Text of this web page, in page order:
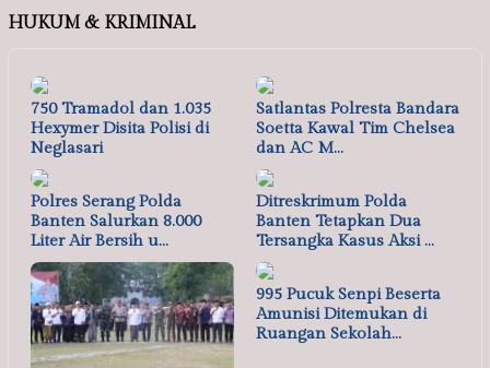
HUKUM & KRIMINAL
750 Tramadol dan 1.035
Hexymer Disita Polisi di
Neglasari
Satlantas Polresta Bandara
Soetta Kawal Tim Chelsea
dan AC M…
Polres Serang Polda
Banten Salurkan 8.000
Liter Air Bersih u…
Ditreskrimum Polda
Banten Tetapkan Dua
Tersangka Kasus Aksi …
995 Pucuk Senpi Beserta
Amunisi Ditemukan di
Ruangan Sekolah…